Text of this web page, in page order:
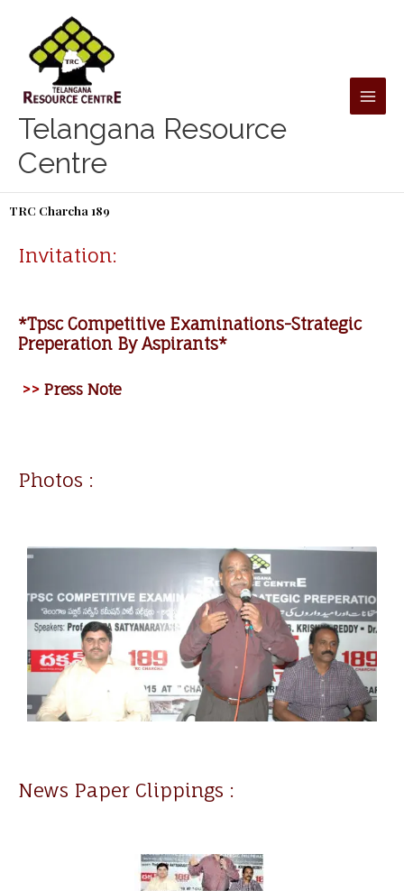
content
Telangana Resource
Centre
TRC Charcha 189
Invitation:
*Tpsc Competitive Examinations-Strategic
Preperation By Aspirants*
>> Press Note
Photos :
News Paper Clippings :